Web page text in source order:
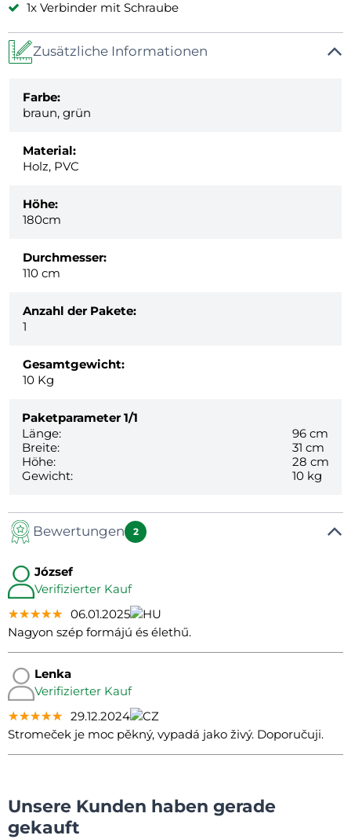
1x Verbinder mit Schraube
Zusätzliche Informationen
Farbe:
braun, grün
Material:
Holz, PVC
Höhe:
180cm
Durchmesser:
110 cm
Anzahl der Pakete:
1
Gesamtgewicht:
10 Kg
Paketparameter 1/1
Länge:
96 cm
Breite:
31 cm
Höhe:
28 cm
Gewicht:
10 kg
Bewertungen 2
József
Verifizierter Kauf
★★★★★
★★★★★
★★★★★ 06.01.2025
Nagyon szép formájú és élethű.
Lenka
Verifizierter Kauf
★★★★★
★★★★★
★★★★★ 29.12.2024
Stromeček je moc pěkný, vypadá jako živý. Doporučuji.
Unsere Kunden haben gerade
gekauft